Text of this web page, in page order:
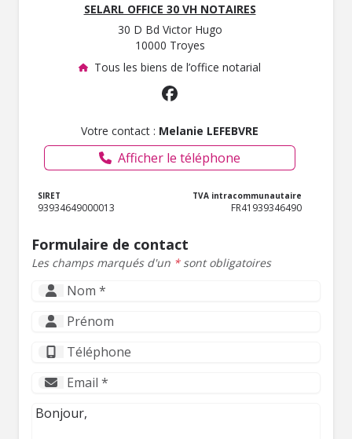
SELARL OFFICE 30 VH NOTAIRES
30 D Bd Victor Hugo
10000 Troyes
Tous les biens de l’office notarial
Votre contact : Melanie LEFEBVRE
Afficher le téléphone
SIRET
93934649000013
TVA intracommunautaire
FR41939346490
Formulaire de contact
Les champs marqués d'un *sont obligatoires